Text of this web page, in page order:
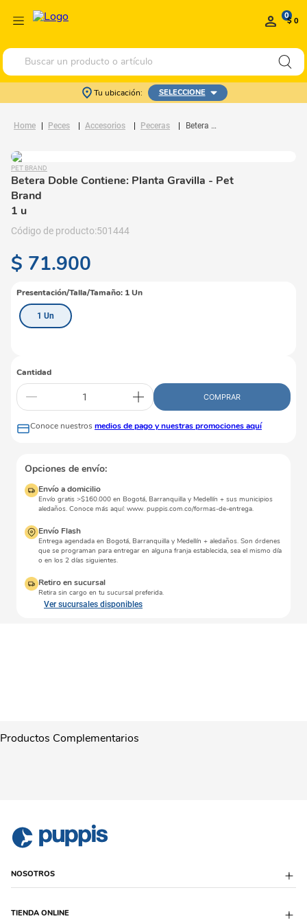
0$ 0
Buscar un producto o artículo
Tu ubicación: SELECCIONE
Peces Accesorios Peceras Betera Doble Contiene: Planta Gravilla
PET BRAND
Betera Doble Contiene: Planta Gravilla - Pet
Brand
1 u
501444
$ 71.900
Presentación/Talla/Tamaño: 1 Un
1 Un
Cantidad
COMPRAR
Conoce nuestros medios de pago y nuestras promociones aquí
Opciones de envío:
Envío a domicilio
Envío gratis >$160.000 en Bogotá, Barranquilla y Medellín + sus municipios
aledaños. Conoce más aquí: www. puppis.com.co/formas-de-entrega.
Envío Flash
Entrega agendada en Bogotá, Barranquilla y Medellín + aledaños. Son órdenes
que se programan para entregar en alguna franja establecida, sea el mismo día
o en los 2 días siguientes.
Retiro en sucursal
Retira sin cargo en tu sucursal preferida.
Ver sucursales disponibles
Productos Complementarios
NOSOTROS
TIENDA ONLINE